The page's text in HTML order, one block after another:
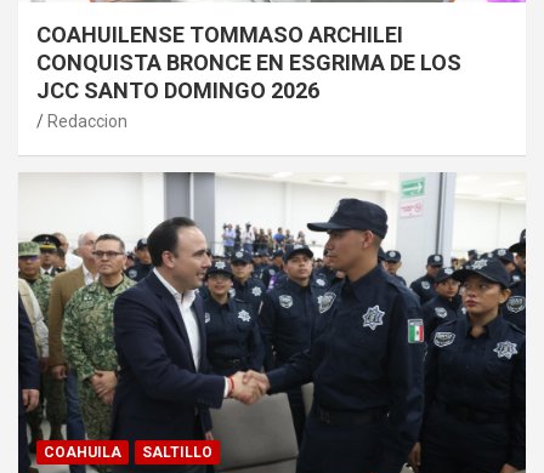
COAHUILENSE TOMMASO ARCHILEI
CONQUISTA BRONCE EN ESGRIMA DE LOS
JCC SANTO DOMINGO 2026
Redaccion
COAHUILA SALTILLO